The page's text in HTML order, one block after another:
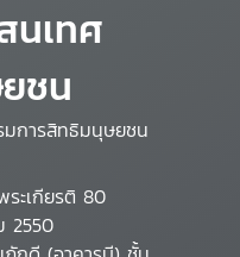
นเทศ
ชน
การสิทธิมนุษยชน
ระเกียรติ 80
2550